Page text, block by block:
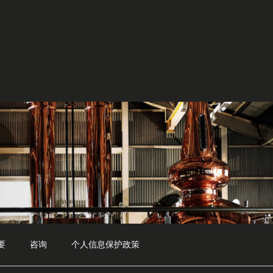
咨询 个人信息保护政策